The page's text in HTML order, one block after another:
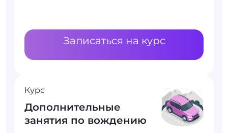
Записаться на курс
Курс
Дополнительные
занятия по вождению